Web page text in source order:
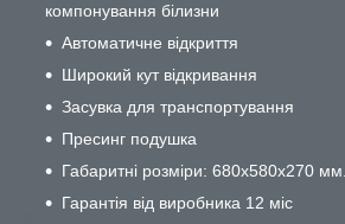
компонування білизни
Автоматичне відкриття
Широкий кут відкривання
Засувка для транспортування
Пресинг подушка
Габаритні розміри: 680х580х270 мм.
Гарантія від виробника 12 міс